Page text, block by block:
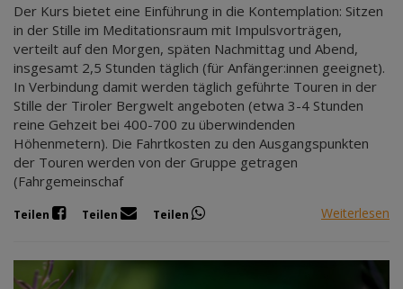
Der Kurs bietet eine Einführung in die Kontemplation: Sitzen
in der Stille im Meditationsraum mit Impulsvorträgen,
verteilt auf den Morgen, späten Nachmittag und Abend,
insgesamt 2,5 Stunden täglich (für Anfänger:innen geeignet).
In Verbindung damit werden täglich geführte Touren in der
Stille der Tiroler Bergwelt angeboten (etwa 3-4 Stunden
reine Gehzeit bei 400-700 zu überwindenden
Höhenmetern). Die Fahrtkosten zu den Ausgangspunkten
der Touren werden von der Gruppe getragen
(Fahrgemeinschaf
Teilen Teilen Teilen Weiterlesen